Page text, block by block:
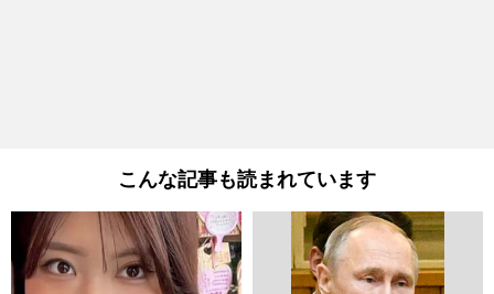
こんな記事も読まれています